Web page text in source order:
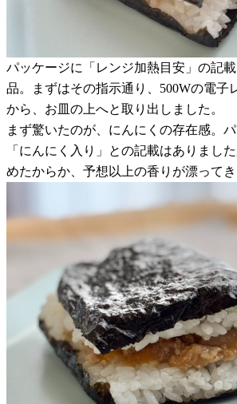
パッケージに「レンジ加熱目安」の記
品。まずはその指示通り、500Wの電子
から、お皿の上へと取り出しました。
まず驚いたのが、にんにくの存在感。
「にんにく入り」との記載はありまし
めたからか、予想以上の香りが漂ってき